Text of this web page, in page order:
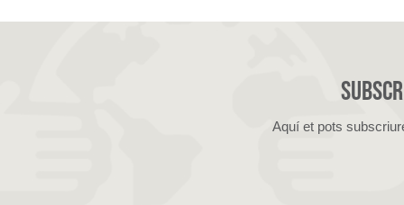
Aquí et pots